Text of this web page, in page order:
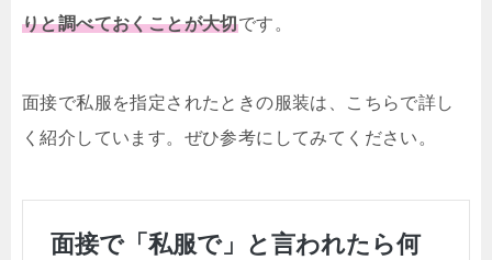
りと調べておくことが大切です。
面接で私服を指定されたときの服装は、こちらで詳し
く紹介しています。ぜひ参考にしてみてください。